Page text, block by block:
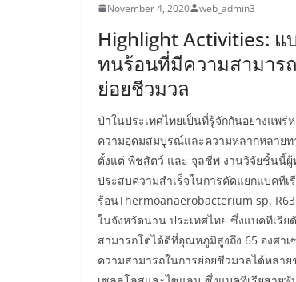
November 4, 2020 web_admin3
Highlight Activities: แ
ทนร้อนที่มีความสามาร
ย่อยชีวมวล
ป่าในประเทศไทยเป็นที่รู้จักกันอย่างแพร่ห
ความอุดมสมบูรณ์และความหลากหลายท
ตั้งแต่ พืชสัตว์ และ จุลชีพ งานวิจัยชิ้นนี้ผู้
ประสบความสำเร็จในการคัดแยกแบคทีเ
ร้อนThermoanaerobacterium sp.
ในจังหวัดน่าน ประเทศไทย ซึ่งแบคทีเรีย
สามารถโตได้ดีที่อุณหภูมิสูงถึง 65 องศาเ
ความสามารถในการย่อยชีวมวลได้หลา